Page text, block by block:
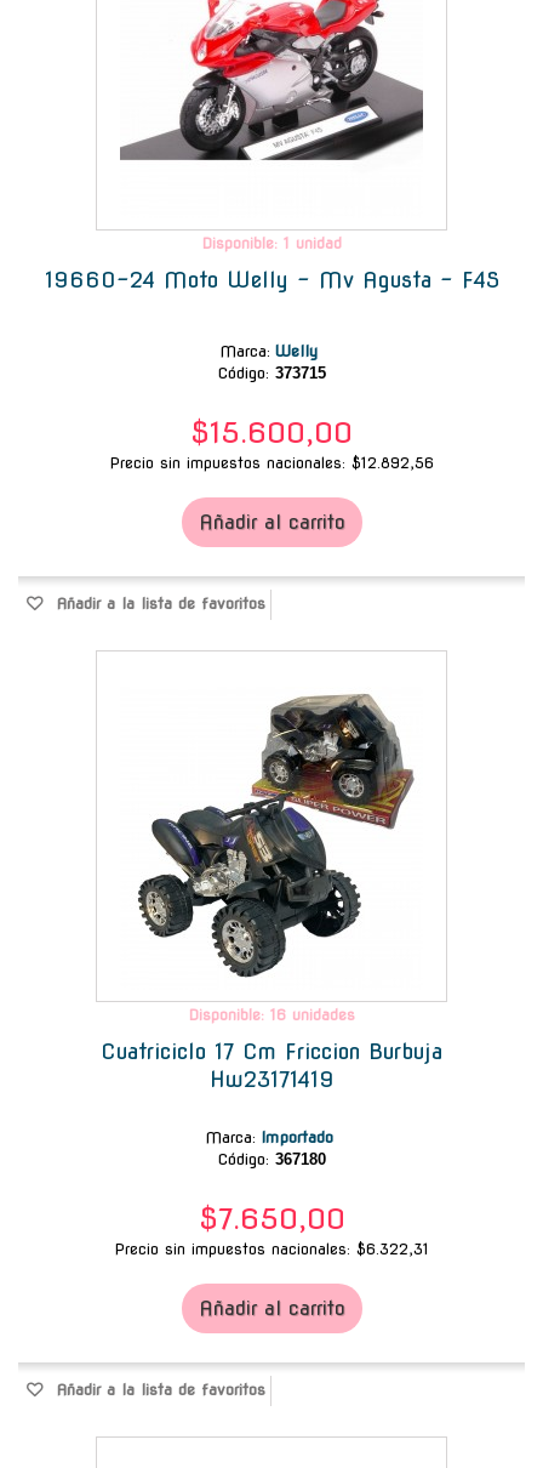
Disponible: 1 unidad
19660-24 Moto Welly - Mv Agusta - F4S
Marca: Welly
Código: 373715
$15.600,00
Precio sin impuestos nacionales: $12.892,56
Añadir al carrito
Añadir a la lista de favoritos
Disponible: 16 unidades
Cuatriciclo 17 Cm Friccion Burbuja
Hw23171419
Marca: Importado
Código: 367180
$7.650,00
Precio sin impuestos nacionales: $6.322,31
Añadir al carrito
Añadir a la lista de favoritos